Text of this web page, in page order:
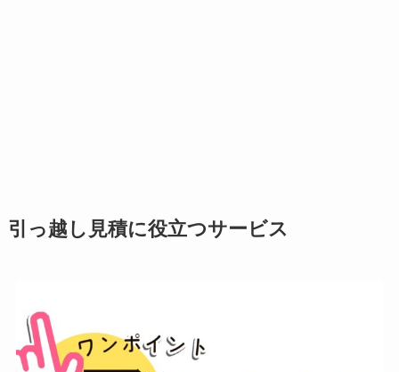
引っ越し見積に役立つサービス